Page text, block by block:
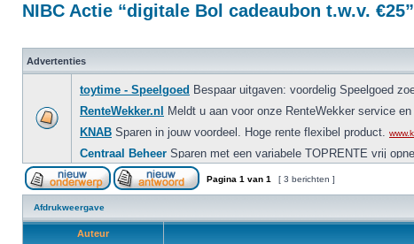
NIBC Actie “digitale Bol cadeaubon t.w.v. €25”
Advertenties
Pagina 1 van 1 [ 3 berichten ]
Afdrukweergave
Auteur